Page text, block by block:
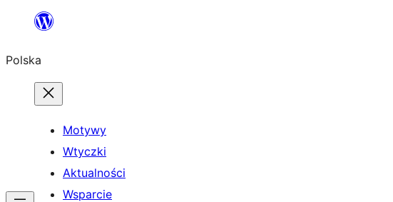
Przejdź
treści
Polska
Motywy
Wtyczki
Aktualności
Wsparcie